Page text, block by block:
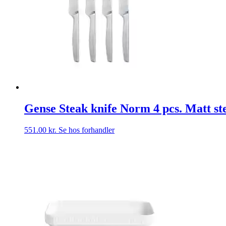
Gense Steak knife Norm 4 pcs. Matt
551.00 kr. Se hos forhandler